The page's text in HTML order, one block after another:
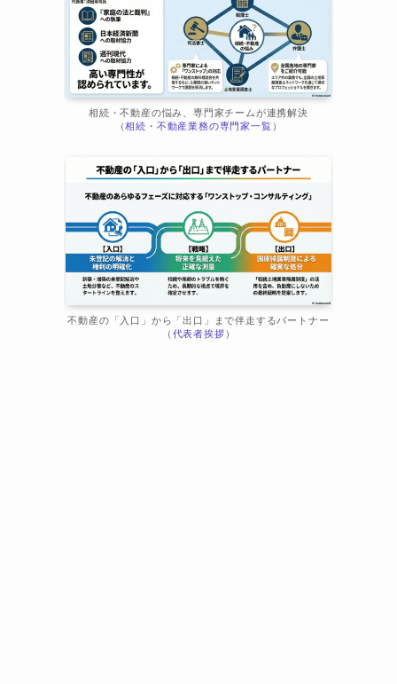
相続・不動産の悩み、専門家チームが連携解決
（相続・不動産業務の専門家一覧）
不動産の「入口」から「出口」まで伴走するパートナー
（代表者挨拶）